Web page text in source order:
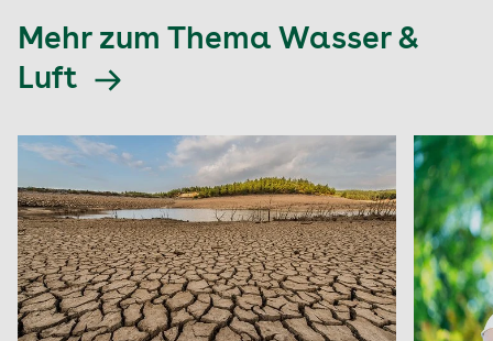
Mehr zum Thema Wasser &
Luft